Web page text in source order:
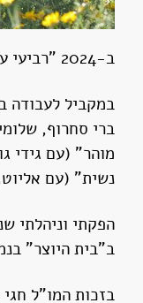
ב-2024 "רביעי עברי" היתה מועמדת לפרס מטעם דירקטוריון אקו"ם על תרומה לזמר העברי ולתרבות הישראלית.
ברי סחרוף,
מוהר" (עם גידי
נשית" (עם
ב"בית היוצר"